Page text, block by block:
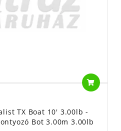
TX Boat 10' 3.00lb -
Bot 3.00m 3.00lb